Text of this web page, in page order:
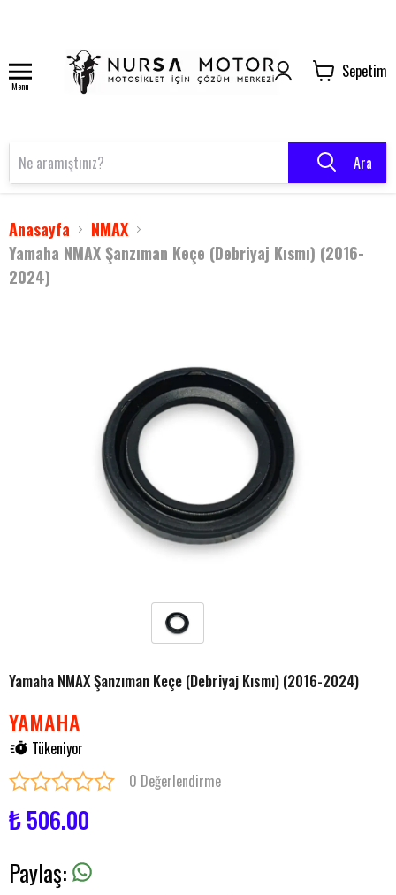
Menu
Sepetim
Ara
Anasayfa
NMAX
Yamaha NMAX Şanzıman Keçe (Debriyaj Kısmı) (2016-
2024)
Yamaha NMAX Şanzıman Keçe (Debriyaj Kısmı) (2016-2024)
YAMAHA
Tükeniyor
0 Değerlendirme
₺ 506.00
Paylaş: